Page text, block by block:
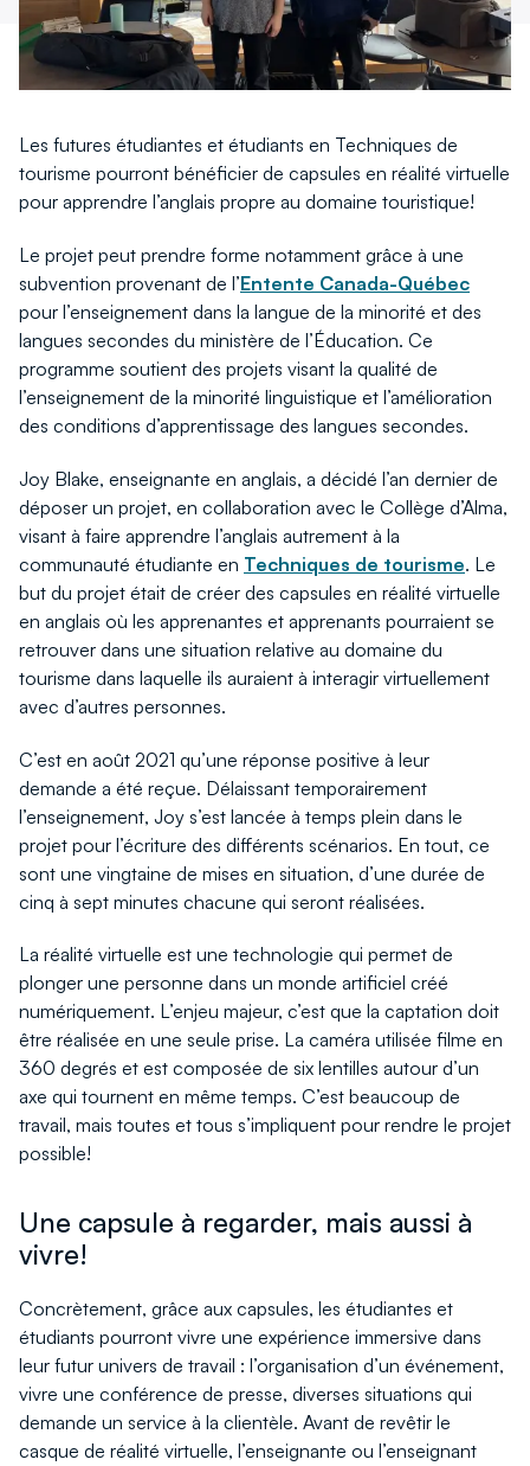
Les futures étudiantes et étudiants en Techniques de
tourisme pourront bénéficier de capsules en réalité virtuelle
pour apprendre l’anglais propre au domaine touristique!
Le projet peut prendre forme notamment grâce à une
subvention provenant de l’Entente Canada-Québec
pour l’enseignement dans la langue de la minorité et des
langues secondes du ministère de l’Éducation. Ce
programme soutient des projets visant la qualité de
l’enseignement de la minorité linguistique et l’amélioration
des conditions d’apprentissage des langues secondes.
Joy Blake, enseignante en anglais, a décidé l’an dernier de
déposer un projet, en collaboration avec le Collège d’Alma,
visant à faire apprendre l’anglais autrement à la
communauté étudiante en Techniques de tourisme. Le
but du projet était de créer des capsules en réalité virtuelle
en anglais où les apprenantes et apprenants pourraient se
retrouver dans une situation relative au domaine du
tourisme dans laquelle ils auraient à interagir virtuellement
avec d’autres personnes.
C’est en août 2021 qu’une réponse positive à leur
demande a été reçue. Délaissant temporairement
l’enseignement, Joy s’est lancée à temps plein dans le
projet pour l’écriture des différents scénarios. En tout, ce
sont une vingtaine de mises en situation, d’une durée de
cinq à sept minutes chacune qui seront réalisées.
La réalité virtuelle est une technologie qui permet de
plonger une personne dans un monde artificiel créé
numériquement. L’enjeu majeur, c’est que la captation doit
être réalisée en une seule prise. La caméra utilisée filme en
360 degrés et est composée de six lentilles autour d’un
axe qui tournent en même temps. C’est beaucoup de
travail, mais toutes et tous s’impliquent pour rendre le projet
possible!
Une capsule à regarder, mais aussi à
vivre!
Concrètement, grâce aux capsules, les étudiantes et
étudiants pourront vivre une expérience immersive dans
leur futur univers de travail : l’organisation d’un événement,
vivre une conférence de presse, diverses situations qui
demande un service à la clientèle. Avant de revêtir le
casque de réalité virtuelle, l’enseignante ou l’enseignant